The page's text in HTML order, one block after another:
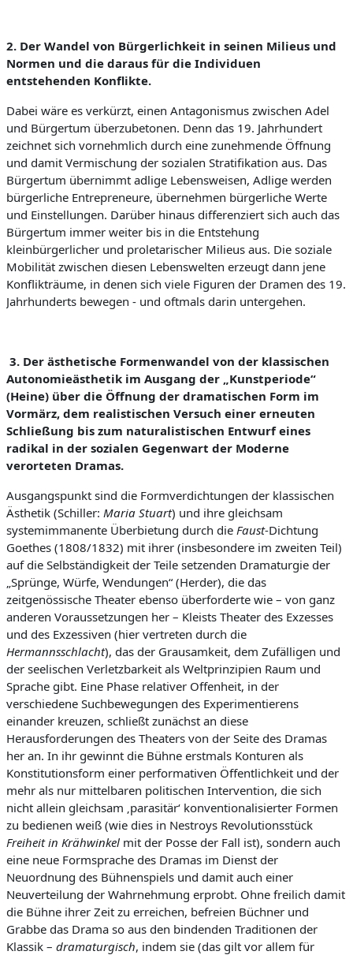
2. Der Wandel von Bürgerlichkeit in seinen Milieus und
Normen und die daraus für die Individuen
entstehenden Konflikte.
Dabei wäre es verkürzt, einen Antagonismus zwischen Adel
und Bürgertum überzubetonen. Denn das 19. Jahrhundert
zeichnet sich vornehmlich durch eine zunehmende Öffnung
und damit Vermischung der sozialen Stratifikation aus. Das
Bürgertum übernimmt adlige Lebensweisen, Adlige werden
bürgerliche Entrepreneure, übernehmen bürgerliche Werte
und Einstellungen. Darüber hinaus differenziert sich auch das
Bürgertum immer weiter bis in die Entstehung
kleinbürgerlicher und proletarischer Milieus aus. Die soziale
Mobilität zwischen diesen Lebenswelten erzeugt dann jene
Konflikträume, in denen sich viele Figuren der Dramen des 19.
Jahrhunderts bewegen - und oftmals darin untergehen.
3. Der ästhetische Formenwandel von der klassischen
Autonomieästhetik im Ausgang der „Kunstperiode“
(Heine) über die Öffnung der dramatischen Form im
Vormärz, dem realistischen Versuch einer erneuten
Schließung bis zum naturalistischen Entwurf eines
radikal in der sozialen Gegenwart der Moderne
verorteten Dramas.
Ausgangspunkt sind die Formverdichtungen der klassischen
Ästhetik (Schiller: Maria Stuart) und ihre gleichsam
systemimmanente Überbietung durch die Faust-Dichtung
Goethes (1808/1832) mit ihrer (insbesondere im zweiten Teil)
auf die Selbständigkeit der Teile setzenden Dramaturgie der
„Sprünge, Würfe, Wendungen“ (Herder), die das
zeitgenössische Theater ebenso überforderte wie – von ganz
anderen Voraussetzungen her – Kleists Theater des Exzesses
und des Exzessiven (hier vertreten durch die
Hermannsschlacht), das der Grausamkeit, dem Zufälligen und
der seelischen Verletzbarkeit als Weltprinzipien Raum und
Sprache gibt. Eine Phase relativer Offenheit, in der
verschiedene Suchbewegungen des Experimentierens
einander kreuzen, schließt zunächst an diese
Herausforderungen des Theaters von der Seite des Dramas
her an. In ihr gewinnt die Bühne erstmals Konturen als
Konstitutionsform einer performativen Öffentlichkeit und der
mehr als nur mittelbaren politischen Intervention, die sich
nicht allein gleichsam ‚parasitär‘ konventionalisierter Formen
zu bedienen weiß (wie dies in Nestroys Revolutionsstück
Freiheit in Krähwinkel mit der Posse der Fall ist), sondern auch
eine neue Formsprache des Dramas im Dienst der
Neuordnung des Bühnenspiels und damit auch einer
Neuverteilung der Wahrnehmung erprobt. Ohne freilich damit
die Bühne ihrer Zeit zu erreichen, befreien Büchner und
Grabbe das Drama so aus den bindenden Traditionen der
Klassik – dramaturgisch, indem sie (das gilt vor allem für